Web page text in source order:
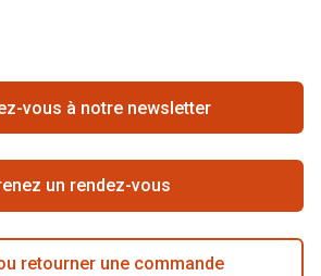
contrat ici
vous à notre newsletter
un rendez-vous
retourner une commande